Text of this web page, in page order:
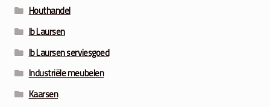
Houthandel
Ib Laursen
Ib Laursen serviesgoed
Industriële meubelen
Kaarsen